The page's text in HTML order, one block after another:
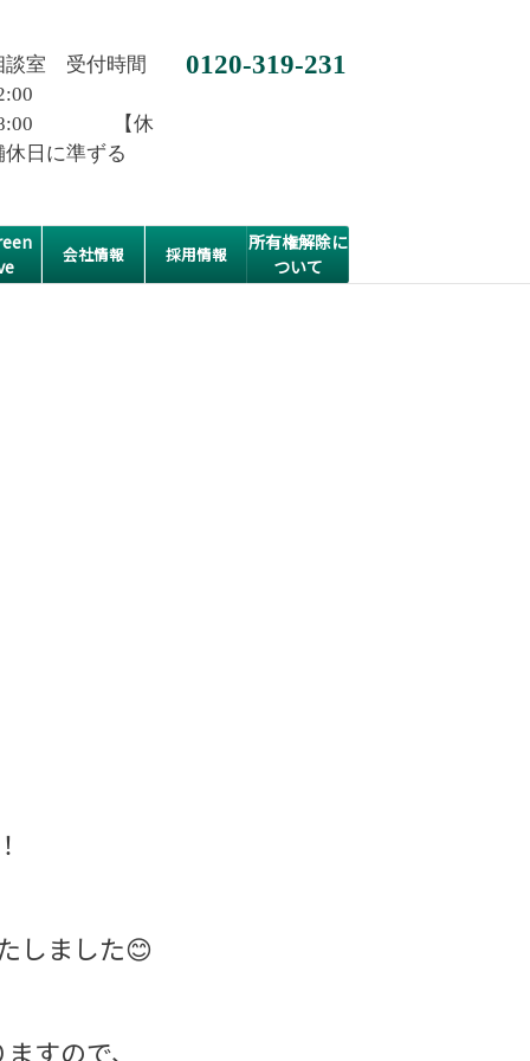
談室 受付時間
【休
休日に準ずる
0120-319-231
会社情報 採用情報
所有権解除に
ついて
しました😊
すので、